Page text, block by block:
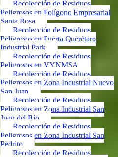
Recolección de Residuos
Peligrosos en Polígono Empresarial
Santa Rosa
Recolección de Residuos
Peligrosos en Puerta Querétaro
Industrial Park
Recolección de Residuos
Peligrosos en VYNMSA
Recolección de Residuos
Peligrosos en Zona Industrial Nuevo
San Juan
Recolección de Residuos
Peligrosos en Zona Industrial San
Juan del Río
Recolección de Residuos
Peligrosos en Zona Industrial San
Pedrito
Recolección de Residuos